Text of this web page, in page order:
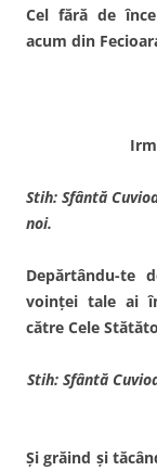
Cel fără de
acum din
Stih: Sfântă
noi.
Depărtându-te
voinţei tale ai
către Cele
Stih: Sfântă
Şi grăind şi